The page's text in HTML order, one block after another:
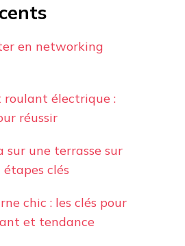
en networking
électrique :
réussir
sur une terrasse sur
clés
chic : les clés pour
et tendance